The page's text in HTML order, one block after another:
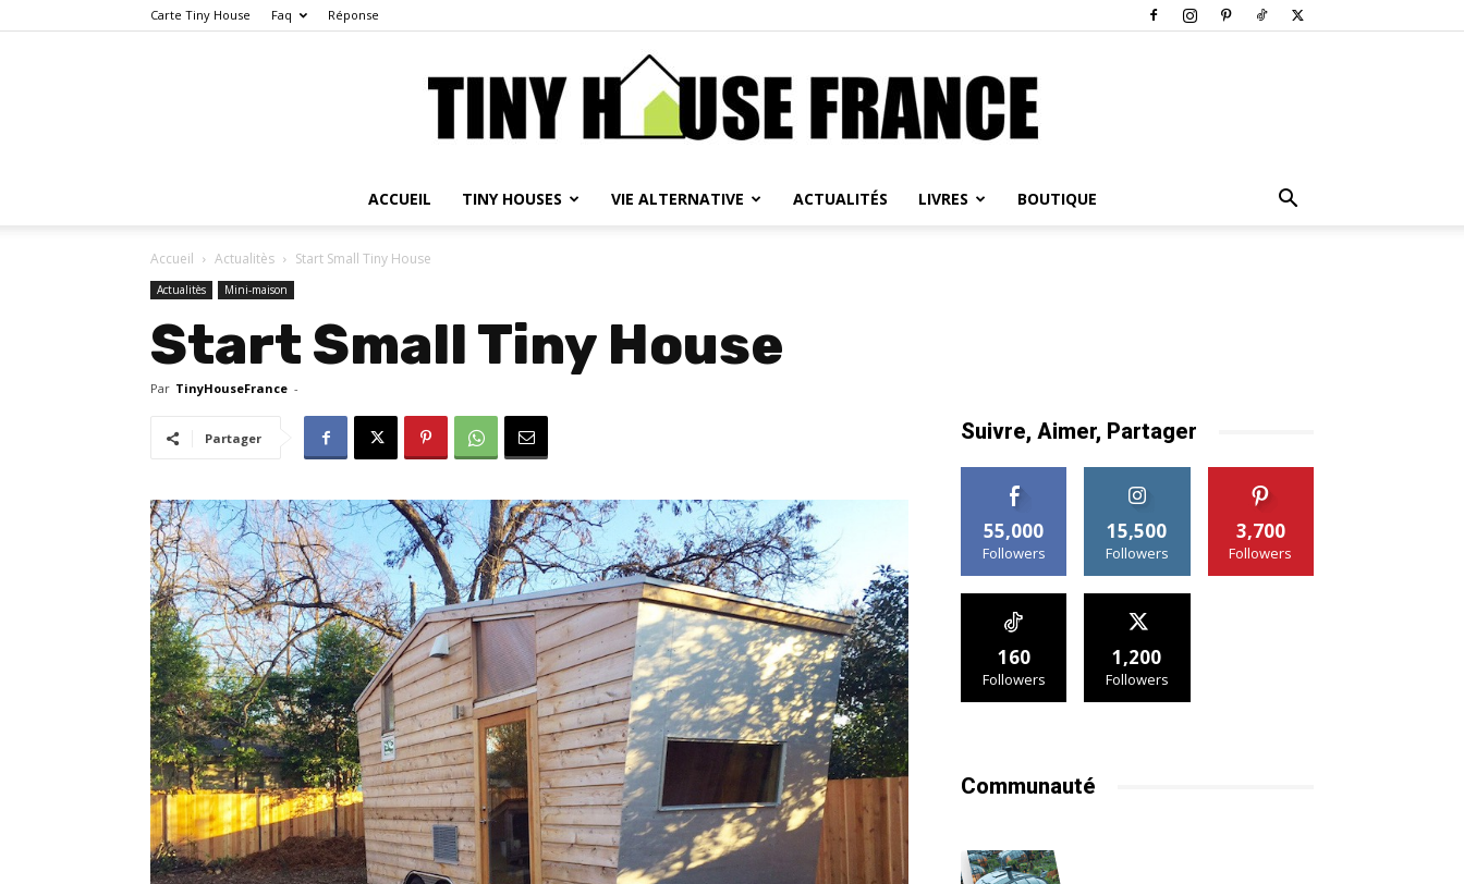
Carte Tiny House Faq Réponse
House
France
ACCUEIL TINY HOUSES VIE ALTERNATIVE ACTUALITÉS LIVRES BOUTIQUE
Accueil Actualitès Start Small Tiny House
Actualitès Mini-maison
Start Small Tiny House
Par TinyHouseFrance -
Partager Suivre, Aimer, Partager
55,000
Followers
15,500
Followers
3,700
Followers
160
Followers
1,200
Followers
Communauté